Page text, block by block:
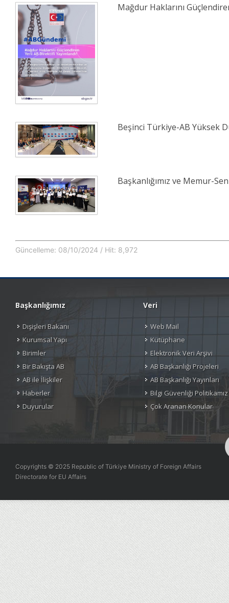
Mağdur Haklarını
Beşinci Türkiye-AB Yüksek
Başkanlığımız ve Memur-
Güncelleme: 08/10/2024 / Hit: 8,972
Başkanlığımız
Dışişleri Bakanı
Kurumsal Yapı
Birimler
Bir Bakışta AB
AB ile İlişkiler
Haberler
Duyurular
Veri
Web Mail
Kütüphane
Elektronik Veri Arşivi
AB Başkanlığı Projeleri
AB Başkanlığı Yayınları
Bilgi Güvenliği Politikamız
Çok Aranan Konular
Copyrights © 2025 Republic of Türkiye Ministry of Foreign Affairs
Directorate for EU Affairs